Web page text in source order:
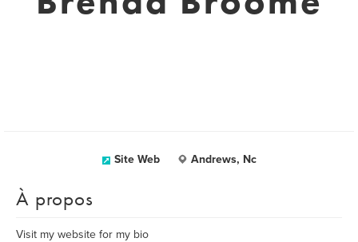
Site Web Andrews, Nc
À propos
Visit my website for my bio